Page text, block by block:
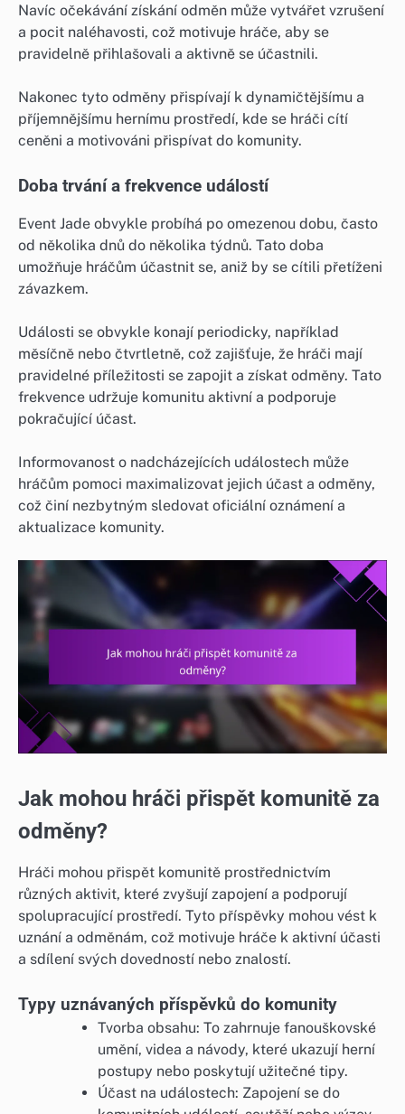
Navíc očekávání získání odměn může vytvářet vzrušení
a pocit naléhavosti, což motivuje hráče, aby se
pravidelně přihlašovali a aktivně se účastnili.
Nakonec tyto odměny přispívají k dynamičtějšímu a
příjemnějšímu hernímu prostředí, kde se hráči cítí
ceněni a motivováni přispívat do komunity.
Doba trvání a frekvence událostí
Event Jade obvykle probíhá po omezenou dobu, často
od několika dnů do několika týdnů. Tato doba
umožňuje hráčům účastnit se, aniž by se cítili přetíženi
závazkem.
Události se obvykle konají periodicky, například
měsíčně nebo čtvrtletně, což zajišťuje, že hráči mají
pravidelné příležitosti se zapojit a získat odměny. Tato
frekvence udržuje komunitu aktivní a podporuje
pokračující účast.
Informovanost o nadcházejících událostech může
hráčům pomoci maximalizovat jejich účast a odměny,
což činí nezbytným sledovat oficiální oznámení a
aktualizace komunity.
Jak mohou hráči přispět komunitě za
odměny?
Hráči mohou přispět komunitě prostřednictvím
různých aktivit, které zvyšují zapojení a podporují
spolupracující prostředí. Tyto příspěvky mohou vést k
uznání a odměnám, což motivuje hráče k aktivní účasti
a sdílení svých dovedností nebo znalostí.
Typy uznávaných příspěvků do komunity
Tvorba obsahu: To zahrnuje fanouškovské
umění, videa a návody, které ukazují herní
postupy nebo poskytují užitečné tipy.
Účast na událostech: Zapojení se do